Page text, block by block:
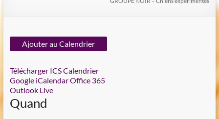
Ajouter au Calendrier
Télécharger ICSCalendrier
Google iCalendarOffice 365
Outlook Live
Quand